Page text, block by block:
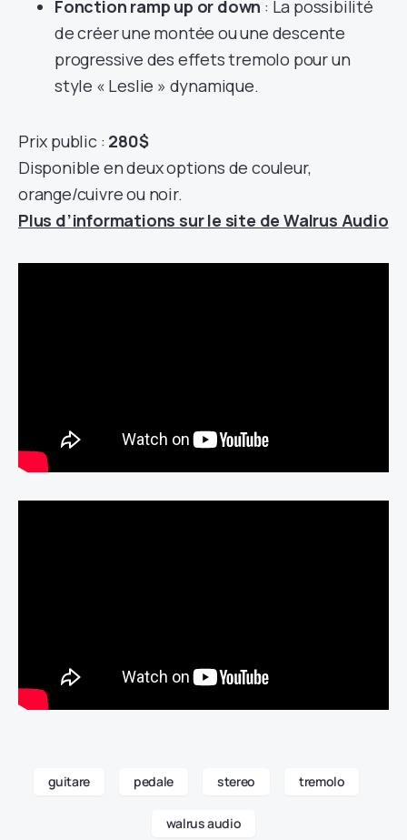
Fonction ramp up or down : La possibilité
de créer une montée ou une descente
progressive des effets tremolo pour un
style « Leslie » dynamique.
Prix public : 280$
Disponible en deux options de couleur,
orange/cuivre ou noir.
Plus d’informations sur le site de Walrus Audio
guitare pedale stereo tremolo
walrus audio